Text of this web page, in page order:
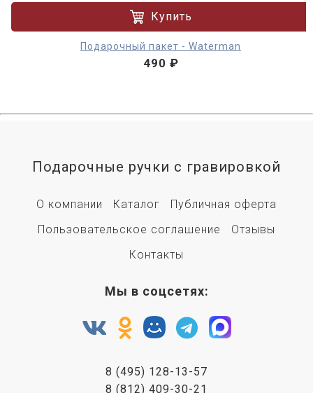
Купить
Подарочный пакет - Waterman
490 ₽
Подарочные ручки с гравировкой
О компании Каталог
Публичная оферта
Пользовательское соглашение
Отзывы
Контакты
Мы в соцсетях:
8 (495) 128-13-57
8 (812) 409-30-21